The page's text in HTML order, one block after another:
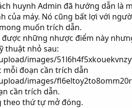
huynh Admin đã hướng dẫn là
máy. Nó cũng bất lợi với
muốn trích dẫn.
những nhược điểm này
thuật nhỏ sau:
images/
đoạn cần trích dẫn
images/
cần trích dẫn.
theo thứ tự mở đóng.